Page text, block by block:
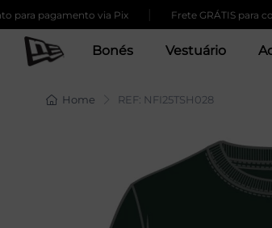
pagamento via Pix | Frete GRÁTIS para
Bonés Vestuário
Home REF: NFI25TSH028